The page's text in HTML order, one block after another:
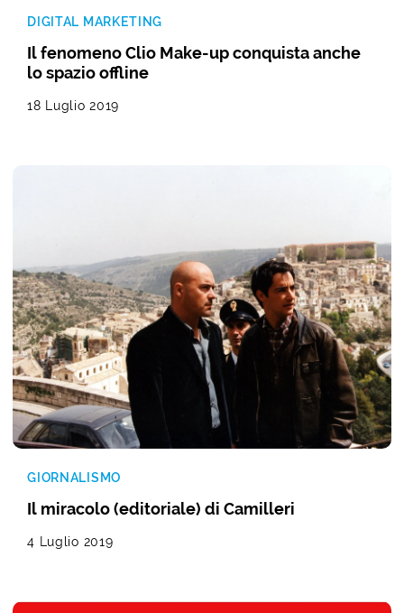
DIGITAL MARKETING
Il fenomeno Clio Make-up conquista anche
lo spazio offline
18 Luglio 2019
GIORNALISMO
Il miracolo (editoriale) di Camilleri
4 Luglio 2019